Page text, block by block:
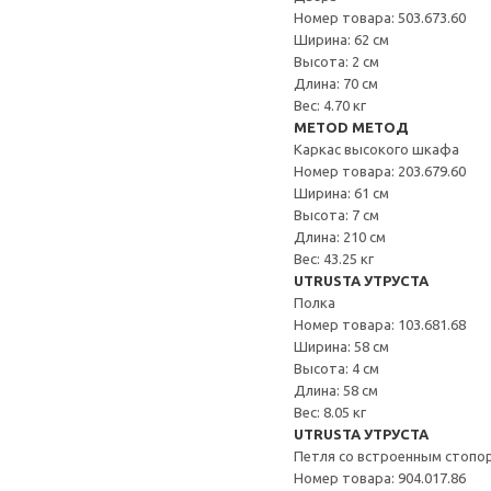
Номер товара: 503.673.60
Ширина: 62 см
Высота: 2 см
Длина: 70 см
Вес: 4.70 кг
METOD МЕТОД
Каркас высокого шкафа
Номер товара: 203.679.60
Ширина: 61 см
Высота: 7 см
Длина: 210 см
Вес: 43.25 кг
UTRUSTA УТРУСТА
Полка
Номер товара: 103.681.68
Ширина: 58 см
Высота: 4 см
Длина: 58 см
Вес: 8.05 кг
UTRUSTA УТРУСТА
Петля со встроенным
Номер товара: 904.017.86